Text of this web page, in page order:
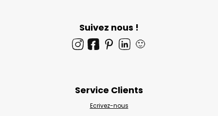
Suivez nous !
🙂
Service Clients
Ecrivez-nous